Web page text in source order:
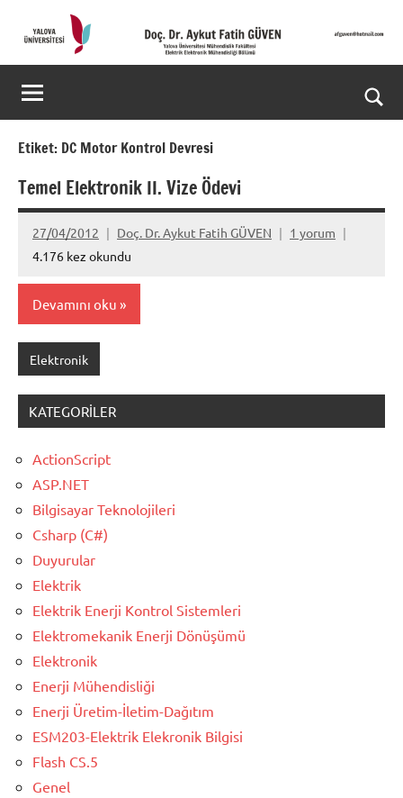
Doç.
Dr.
Aykut
Fatih
GÜVEN-
World's
top
2%
scientists
2025
Web
Sitesi
Etiket: DC Motor Kontrol Devresi
Temel Elektronik II. Vize Ödevi
27/04/2012 Doç. Dr. Aykut Fatih GÜVEN
1 yorum
4.176 kez okundu
Devamını oku
Elektronik
KATEGORILER
ActionScript
ASP.NET
Bilgisayar Teknolojileri
Csharp (C#)
Duyurular
Elektrik
Elektrik Enerji Kontrol Sistemleri
Elektromekanik Enerji Dönüşümü
Elektronik
Enerji Mühendisliği
Enerji Üretim-İletim-Dağıtım
ESM203-Elektrik Elekronik Bilgisi
Flash CS.5
Genel